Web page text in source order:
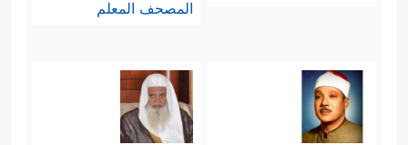
المصحف المعلم